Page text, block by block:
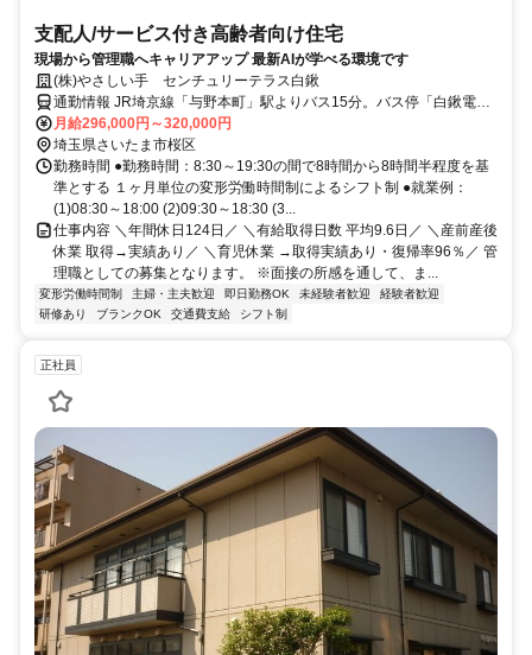
支配人/サービス付き高齢者向け住宅
現場から管理職へキャリアアップ 最新AIが学べる環境です
(株)やさしい手 センチュリーテラス白鍬
通勤情報 JR埼京線「与野本町」駅よりバス15分。バス停「白鍬電建
住宅」より徒歩3分 ・「大宮駅西口」よりバス20分。バス停「八王子
庚申堂」より徒歩3分
月給296,000円～320,000円
埼玉県さいたま市桜区
勤務時間 ●勤務時間：8:30～19:30の間で8時間から8時間半程度を基
準とする １ヶ月単位の変形労働時間制によるシフト制 ●就業例：
(1)08:30～18:00 (2)09:30～18:30 (3...
仕事内容 ＼年間休日124日／ ＼有給取得日数 平均9.6日／ ＼産前産後
休業 取得→実績あり／ ＼育児休業 →取得実績あり・復帰率96％／ 管
理職としての募集となります。 ※面接の所感を通して、ま...
変形労働時間制 主婦・主夫歓迎 即日勤務OK 未経験者歓迎
経験者歓迎
研修あり
ブランクOK 交通費支給 シフト制
正社員